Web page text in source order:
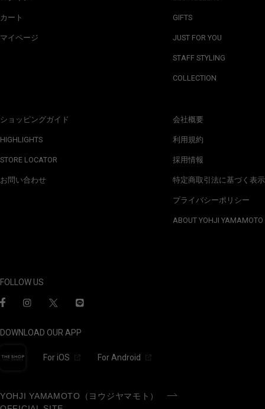
カート
マイページ
ショッピングガイド
HIGHLIGHTS
STORE LOCATOR
お問い合わせ
GIFTS
JUST FOR YOU
STAFF STYLING
COLLECTION
会社概要
利用規約
採用情報
特定商取引法に基づく表示
プライバシーポリシー
ABOUT YOHJI YAMAMOTO
FOLLOW US
DOWNLOAD OUR APP
For iOS For Android
YOHJI YAMAMOTO（ヨウジヤマモト）